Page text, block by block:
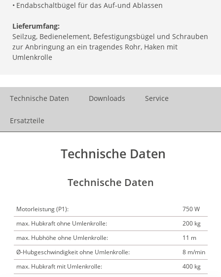
• Endabschaltbügel für das Auf-und Ablassen
Lieferumfang:
Seilzug, Bedienelement, Befestigungsbügel und Schrauben
zur Anbringung an ein tragendes Rohr, Haken mit
Umlenkrolle
Technische Daten Downloads Service
Ersatzteile
Technische Daten
Technische Daten
Motorleistung (P1):
750 W
max. Hubkraft ohne Umlenkrolle:
200 kg
max. Hubhöhe ohne Umlenkrolle:
11 m
Ø-Hubgeschwindigkeit ohne Umlenkrolle:
8 m/min
max. Hubkraft mit Umlenkrolle:
400 kg